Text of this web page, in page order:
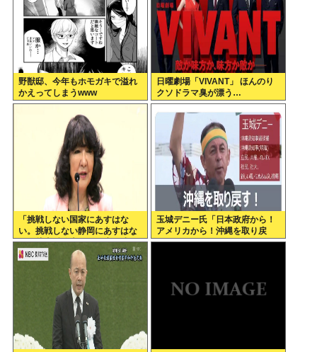
野獣邸、今年もホモガキで溢れ
かえってしまうwww
日曜劇場「VIVANT」 ほんのり
クソドラマ臭が漂う…
「挑戦しない国家にあすはな
い。挑戦しない静岡にあすはな
い」片山財務大臣が政府の成長
戦略など講演=静岡市葵区
玉城デニー氏「日本政府から！
アメリカから！沖縄を取り戻
す！」